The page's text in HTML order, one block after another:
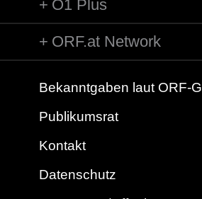
Ö1 Plus
ORF.at Network
Bekanntgaben laut ORF-G
Publikumsrat
Kontakt
Datenschutz